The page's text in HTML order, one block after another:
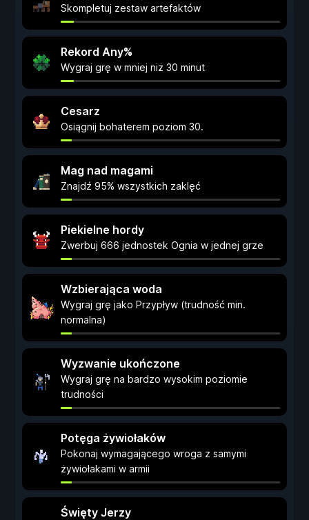
Skompletuj zestaw artefaktów
Rekord Any%
Wygraj grę w mniej niż 30 minut
Cesarz
Osiągnij bohaterem poziom 30.
Mag nad magami
Znajdź 95% wszystkich zaklęć
Piekielne hordy
Zwerbuj 666 jednostek Ognia w jednej grze
Wzbierająca woda
Wygraj grę jako Przypływ (trudność min.
normalna)
Wyzwanie ukończone
Wygraj grę na bardzo wysokim poziomie
trudności
Potęga żywiołaków
Pokonaj wymagającego wroga z samymi
żywiołakami w armii
Święty Jerzy